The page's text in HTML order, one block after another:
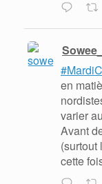
en
varier au
Avant
(surtout
cette